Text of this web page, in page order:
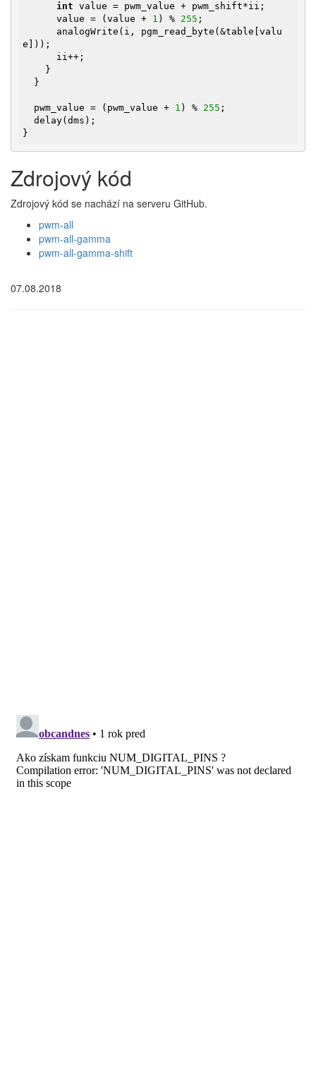
int value = pwm_value + pwm_shift*ii;
      value = (value +
1 ) % 255 ;
e]));
  pwm_value = (pwm_value +
1 ) % 255 ;
}
Zdrojový kód
Zdrojový kód se nachází na serveru GitHub.
pwm-all
pwm-all-gamma
pwm-all-gamma-shift
07.08.2018